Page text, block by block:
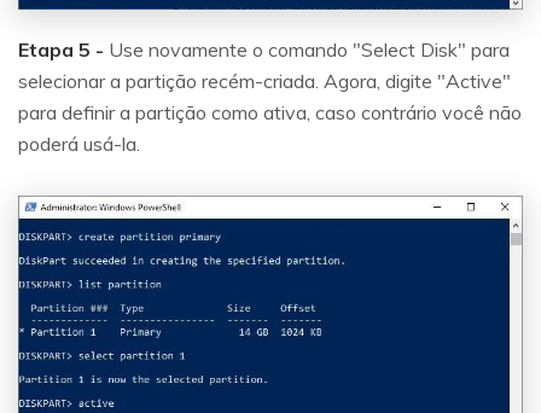
Etapa 5 - Use novamente o comando "Select Disk" para
selecionar a partição recém-criada. Agora, digite "Active"
para definir a partição como ativa, caso contrário você não
poderá usá-la.